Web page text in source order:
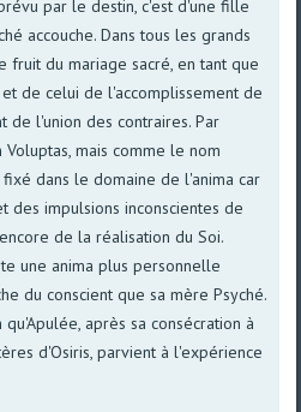
par le destin, c'est d'une fille
accouche. Dans tous les grands
fruit du mariage sacré, en tant que
de celui de l'accomplissement de
l'union des contraires. Par
mais comme le nom
dans le domaine de l'anima car
des impulsions inconscientes de
de la réalisation du Soi.
une anima plus personnelle
du conscient que sa mère Psyché.
après sa consécration à
d'Osiris, parvient à l'expérience